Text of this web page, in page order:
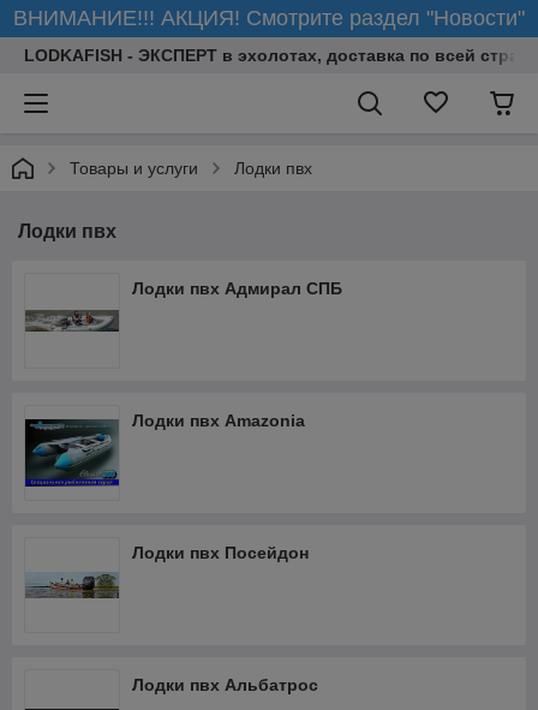
ВНИМАНИЕ!!! АКЦИЯ! Смотрите раздел "Новости"
LODKAFISH - ЭКСПЕРТ в эхолотах, доставка по всей стране
Товары и услуги Лодки пвх
Лодки пвх
Лодки пвх Адмирал СПБ
Лодки пвх Amazonia
Лодки пвх Посейдон
Лодки пвх Альбатрос